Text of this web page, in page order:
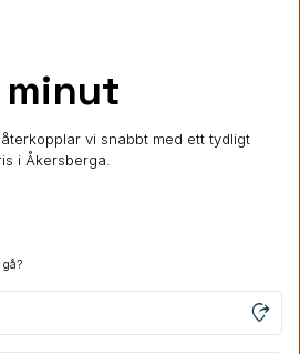
vi snabbt med ett tydligt
i Åkersberga.
moved_location